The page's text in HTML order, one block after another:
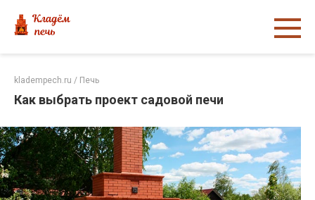
контенту
kladempech.ru / Печь
Как выбрать проект садовой печи